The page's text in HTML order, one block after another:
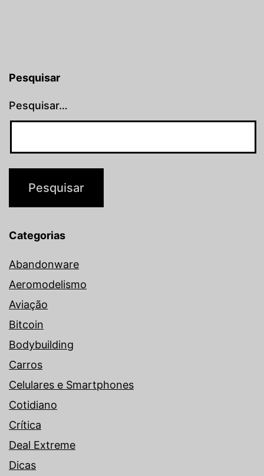
Pesquisar
Pesquisar…
Categorias
Abandonware
Aeromodelismo
Aviação
Bitcoin
Bodybuilding
Carros
Celulares e Smartphones
Cotidiano
Crítica
Deal Extreme
Dicas